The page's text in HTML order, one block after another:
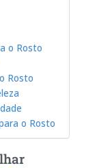
o Rosto
Rosto
o Rosto